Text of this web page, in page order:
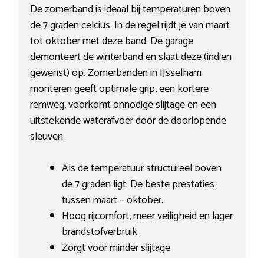
De zomerband is ideaal bij temperaturen boven
de 7 graden celcius. In de regel rijdt je van maart
tot oktober met deze band. De garage
demonteert de winterband en slaat deze (indien
gewenst) op. Zomerbanden in IJsselham
monteren geeft optimale grip, een kortere
remweg, voorkomt onnodige slijtage en een
uitstekende waterafvoer door de doorlopende
sleuven.
Als de temperatuur structureel boven
de 7 graden ligt. De beste prestaties
tussen maart – oktober.
Hoog rijcomfort, meer veiligheid en lager
brandstofverbruik.
Zorgt voor minder slijtage.